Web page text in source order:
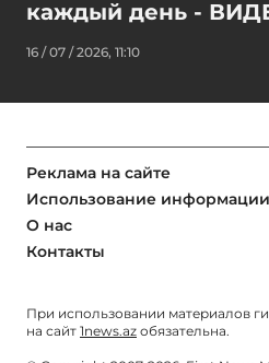
каждый день -
16 / 07 / 2026, 11:10
Реклама на сайте
Использование информации
О нас
Контакты
При использовании материалов
на сайт 1news.az обязательна.